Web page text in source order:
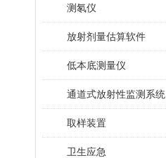
测氡仪
放射剂量估算软件
低本底测量仪
通道式放射性监测系统
取样装置
卫生应急